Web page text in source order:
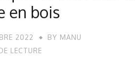
en bois
2022 BY MANU
LECTURE